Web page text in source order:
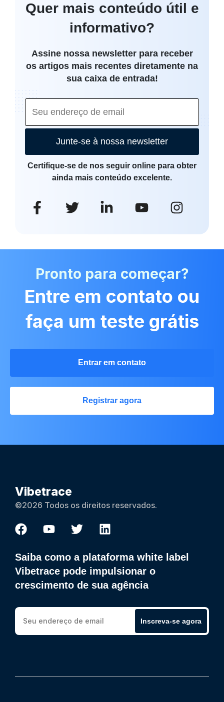
Quer mais conteúdo útil e
informativo?
Assine nossa newsletter para receber
os artigos mais recentes diretamente na
sua caixa de entrada!
Junte-se à nossa newsletter
Certifique-se de nos seguir online para obter
ainda mais conteúdo excelente.
Pronto para começar?
Entre em contato ou
faça um teste grátis
Entrar em contato
Registrar agora
Vibetrace
©2026 Todos os direitos reservados.
Saiba como a plataforma white label
Vibetrace pode impulsionar o
crescimento de sua agência
Inscreva-se agora